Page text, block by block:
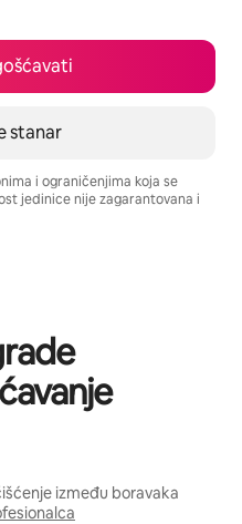
stanar
i ograničenjima koja se
jedinice nije zagarantovana i
između boravaka